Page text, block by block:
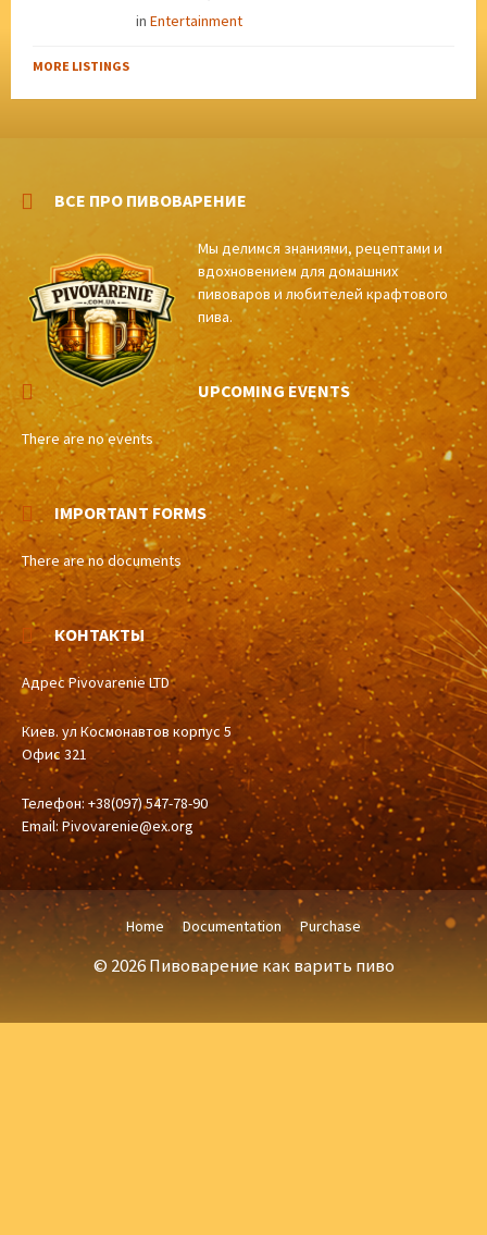
in Entertainment
MORE LISTINGS
ВСЕ ПРО ПИВОВАРЕНИЕ
Мы делимся знаниями, рецептами и
вдохновением для домашних
пивоваров и любителей крафтового
пива.
UPCOMING EVENTS
There are no events
IMPORTANT FORMS
There are no documents
КОНТАКТЫ
Адрес Pivovarenie LTD
Киев. ул Космонавтов корпус 5
Офис 321
Телефон: +38(097) 547-78-90
Email: Pivovarenie@ex.org
Home Documentation Purchase
© 2026 Пивоварение как варить пиво